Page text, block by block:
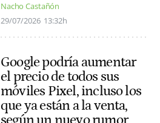
Nacho Castañón
29/07/2026 13:32h
Google podría aumentar
el precio de todos sus
móviles Pixel, incluso los
que ya están a la venta,